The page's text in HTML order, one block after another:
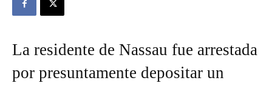
La residente de Nassau fue arrestada
por presuntamente depositar un